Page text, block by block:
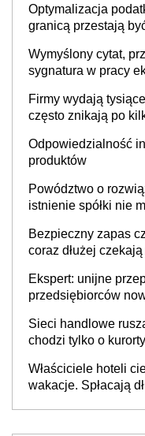
Optymalizacja
granicą przestają
Wymyślony cytat,
sygnatura w pracy
Firmy wydają
często znikają po
Odpowiedzialność
produktów
Powództwo o
istnienie spółki nie
Bezpieczny zapas
coraz dłużej
Ekspert: unijne
przedsiębiorców
Sieci handlowe
chodzi tylko o
cichu
Właściciele hoteli
wakacje. Spłacają